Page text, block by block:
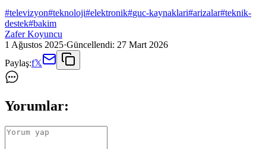
#televizyon#teknoloji#elektronik#guc-kaynaklari#arizalar#teknik-
destek#bakim
Zafer Koyuncu
1 Ağustos 2025·Güncellendi: 27 Mart 2026
Paylaş:f𝕏
Yorumlar: